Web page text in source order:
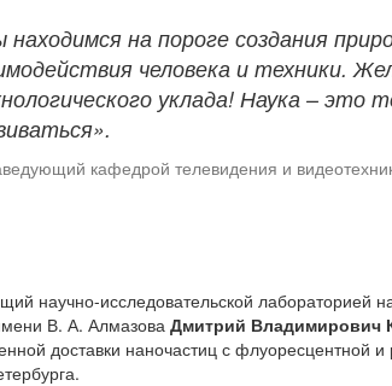
на пороге создания
человека и техники.
уклада! Наука –
кафедрой телевидения и
научно-исследовательской лабораторией
В. А. Алмазова Дмитрий Владимирович
доставки наночастиц с флуоресцентной